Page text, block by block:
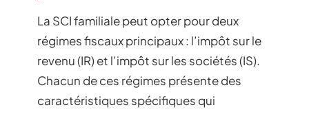
La SCI familiale peut opter pour deux
régimes fiscaux principaux : l’impôt sur le
revenu (IR) et l’impôt sur les sociétés (IS).
Chacun de ces régimes présente des
caractéristiques spécifiques qui